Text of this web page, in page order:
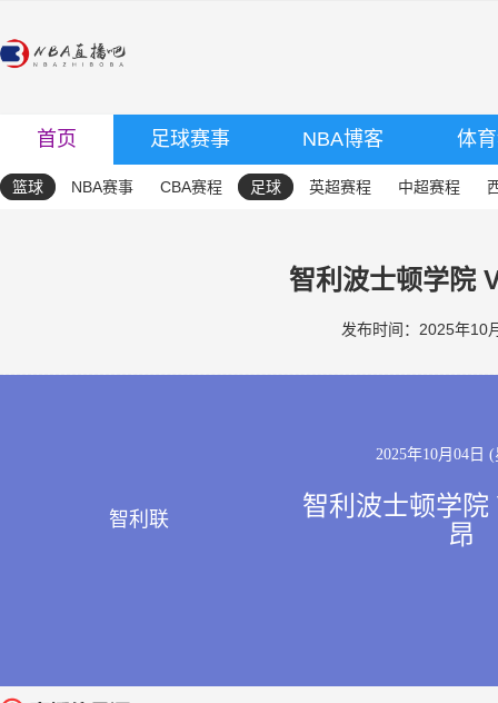
首页 足球赛事 NBA博客 体
篮球 NBA赛事 CBA赛程 足球 英超赛程 中超赛程
智利波士顿学院
发布时间：2025年10
2025年10月04日
智利联
智利波士顿学
昂